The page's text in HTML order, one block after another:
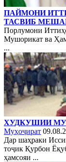
ПАЙМОНИ
ТАСВИБ
Порлумони
Мушорикат ва
...
ХУДКУШИИ
Муҳоҷират
Дар шаҳраки
тоҷик Қурбон
ҳамсояи ...